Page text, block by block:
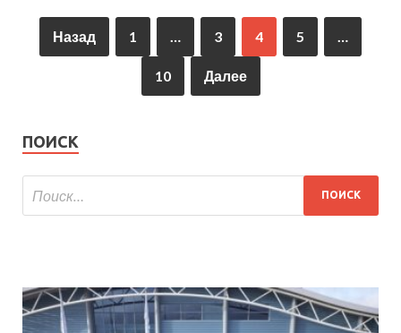
Назад 1 … 3 4 5 …
10 Далее
ПОИСК